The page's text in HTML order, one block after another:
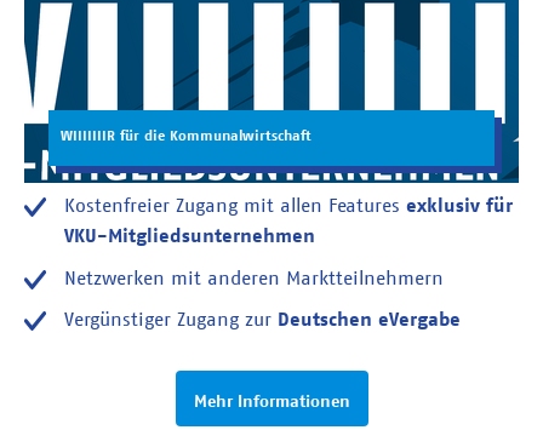
WIIIIIIIR für die Kommunalwirtschaft
Kostenfreier Zugang mit allen Features exklusiv für
VKU-Mitgliedsunternehmen
Netzwerken mit anderen Marktteilnehmern
Vergünstiger Zugang zur Deutschen eVergabe
Mehr Informationen